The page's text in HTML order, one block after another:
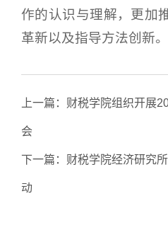
作的认识与理解，更加
革新以及指导方法创新。
上一篇： 财税学院组织开展
会
下一篇： 财税学院经济研究
动